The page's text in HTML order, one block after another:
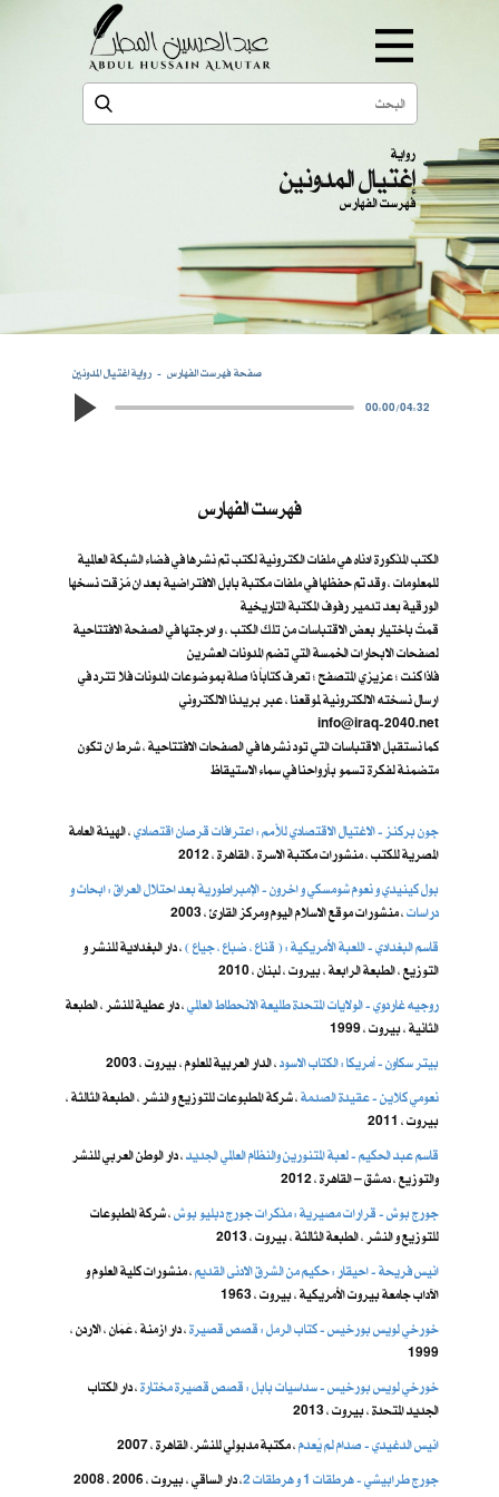
رواية
إغتيال المدونين
فهرست الفهارس
رواية اغتيال المدونين
صفحة فهرست الفهارس
00:00/04:32
فهرست الفهارس
الكتب المذكورة ادناه هي ملفات الكترونية لكتب تم نشرها في فضاء الشبكة العالمية
للمعلومات ، وقد تم حفظها في ملفات مكتبة بابل الافتراضية بعد ان مُزقت نسخها
الورقية بعد تدمير رفوف المكتبة التاريخية
قمتُ باختيار بعض الاقتباسات من تلك الكتب ، و ادرجتها في الصفحة الافتتاحية
لصفحات الابحارات الخمسة التي تضم المدونات العشرين
فاذا كنت ؛ عزيزي المتصفح ؛ تعرف كتاباً ذا صلة بموضوعات المدونات فلا تترد في
ارسال نسخته الالكترونية لموقعنا ، عبر بريدنا الالكتروني
info@iraq-2040.net
كما نستقبل الاقتباسات التي تود نشرها في الصفحات الافتتاحية ، شرط ان تكون
متضمنة لفكرة تسمو بأرواحنا في سماء الاستيقاظ
جون بركنز - الاغتيال الاقتصادي للأمم : اعترافات قرصان اقتصادي، الهيئة العامة
المصرية للكتب ، منشورات مكتبة الاسرة ، القاهرة ، 2012
بول كينيدي و نعوم شومسكي و اخرون ​- الإمبراطورية بعد احتلال العراق : ابحاث و
دراسات، منشورات موقع الاسلام اليوم ومركز القارئ ، 2003
قاسم البغدادي - اللعبة الأمريكية : ( قناع ، ضباع ، جياع )، دار البغدادية للنشر و
التوزيع ، الطبعة الرابعة ، بيروت ، لبنان ، 2010
روجيه غاردوي - الولايات المتحدة طليعة الانحطاط العالمي، دار عطية للنشر ، الطبعة
الثانية ، بيروت ، 1999
بيتر سكاون - أمريكا : الكتاب الاسود، الدار العربية للعلوم ، بيروت ، 2003
نعومي كلاين - عقيدة الصدمة، شركة المطبوعات للتوزيع و النشر ، الطبعة الثالثة ،
بيروت ، 2011
قاسم عبد الحكيم - لعبة المتنورين والنظام العالمي الجديد، دار الوطن العربي للنشر
والتوزيع ، دمشق – القاهرة ، 2012
جورج بوش - قرارات مصيرية : مذكرات جورج دبليو بوش، شركة المطبوعات
للتوزيع و النشر ، الطبعة الثالثة ، بيروت ، 2013
انيس فريحة - احيقار : حكيم من الشرق الادنى القديم، منشورات كلية العلوم و
الآداب جامعة بيروت الأمريكية ، بيروت ، 1963
خورخي لويس بورخيس - كتاب الرمل : قصص قصيرة، دار ازمنة ، عَمَان ، الاردن ،
1999
خورخي لويس بورخيس - سداسيات بابل : قصص قصيرة مختارة، دار الكتاب
الجديد المتحدة ، بيروت ، 2013
انيس الدغيدي - صدام لم يُعدم، مكتبة مدبولي للنشر، القاهرة ، 2007
جورج طرابيشي - هرطقات 1 و هرطقات 2
، دار الساقي ، بيروت ، 2006 ، 2008